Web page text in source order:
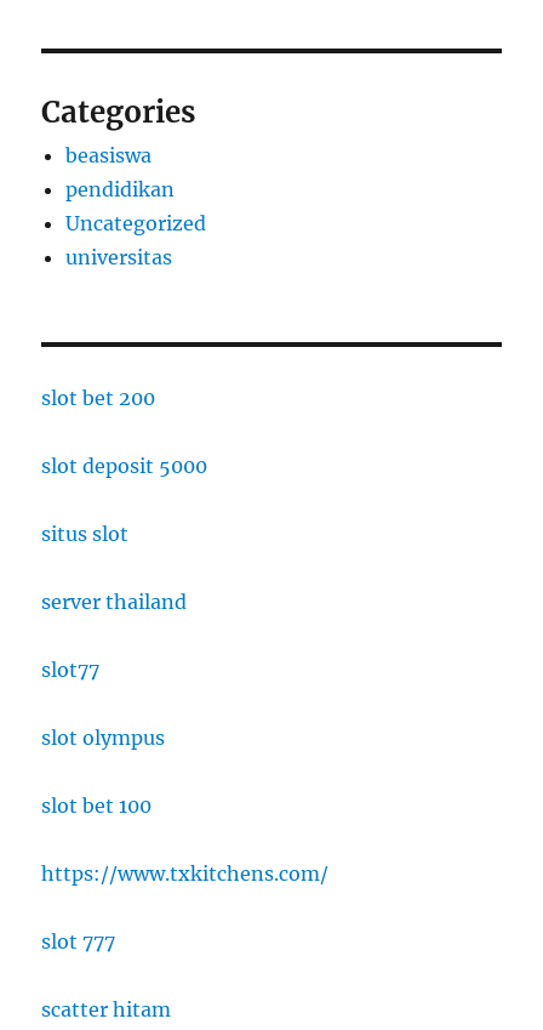
Categories
beasiswa
pendidikan
Uncategorized
universitas
slot bet 200
slot deposit 5000
situs slot
server thailand
slot77
slot olympus
slot bet 100
https://www.txkitchens.com/
slot 777
scatter hitam